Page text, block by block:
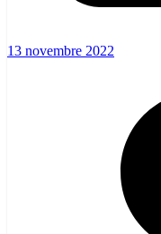
13 novembre 2022